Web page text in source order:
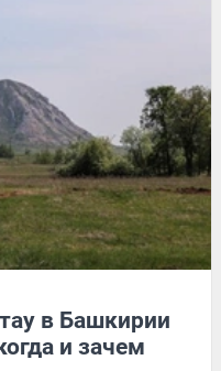
в Башкирии
и зачем